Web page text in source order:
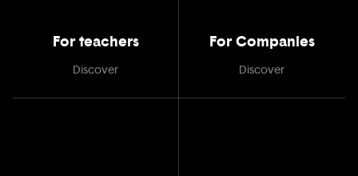
For teachers
Discover
For Companies
Discover